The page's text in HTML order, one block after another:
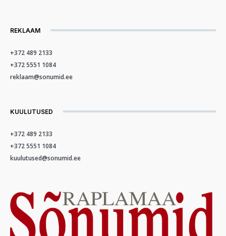
REKLAAM
+372 489 2133
+372 5551 1084
reklaam@sonumid.ee
KUULUTUSED
+372 489 2133
+372 5551 1084
kuulutused@sonumid.ee